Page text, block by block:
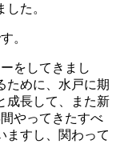
た。
。
をしてきまし
ために、水戸に期
成長して、また新
やってきたすべ
ますし、関わって